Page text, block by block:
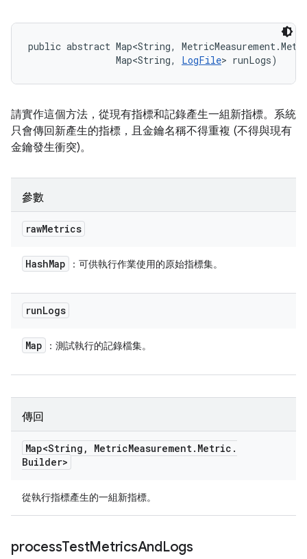
public abstract Map<String,
                Map<String,
LogFile> runLogs)
請實作這個方法，從現有指標和記錄產生一組新指標。系統
只會傳回新產生的指標，且金鑰名稱不得重複 (不得與現有
金鑰發生衝突)。
參數
rawMetrics
HashMap ：可供執行作業使用的原始指標集。
runLogs
Map ：測試執行的記錄檔集。
傳回
Map<String , MetricMeasurement. Metric .
Builder>
從執行指標產生的一組新指標。
processTestMetricsAndLogs